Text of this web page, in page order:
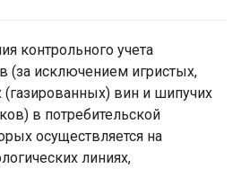
контрольного учета
(за исключением игристых,
вин и шипучих
в потребительской
осуществляется на
линиях,